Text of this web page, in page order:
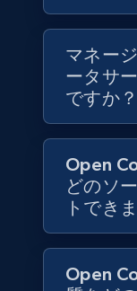
6.5K+
Companies
lc, and more.
Business
6.3K+
マネー
ータサ
ですか？
Open
どのソ
トでき
Open